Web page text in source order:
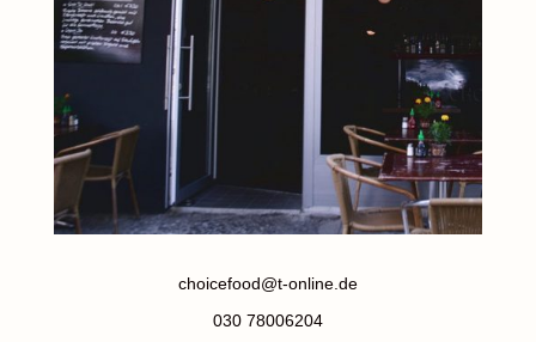
choicefood@t-online.de
030 78006204